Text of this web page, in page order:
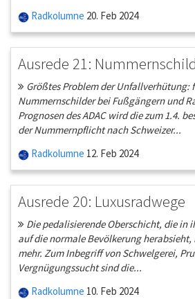
Radkolumne 20. Feb 2024
Ausrede 21:
Größtes Problem der Unfallverhütung:
Nummernschilder bei Fußgängern und
Prognosen des ADAC wird die zum 1.4.
der Nummernpflicht nach Schweizer...
Radkolumne 12. Feb 2024
Ausrede 20: Luxusradwege
Die pedalisierende Oberschicht, die in
auf die normale Bevölkerung herabsieht,
mehr. Zum Inbegriff von Schwelgerei,
Vergnügungssucht sind die...
Radkolumne 10. Feb 2024